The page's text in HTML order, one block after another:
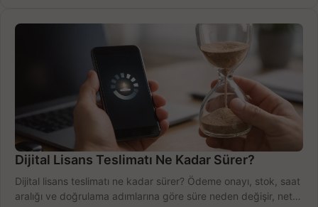
Dijital Lisans Teslimatı Ne Kadar Sürer?
Dijital lisans teslimatı ne kadar sürer? Ödeme onayı, stok, saat
aralığı ve doğrulama adımlarına göre süre neden değişir, net